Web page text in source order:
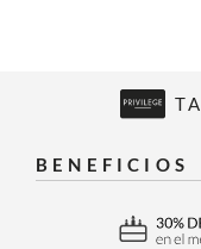
BENEFICIOS